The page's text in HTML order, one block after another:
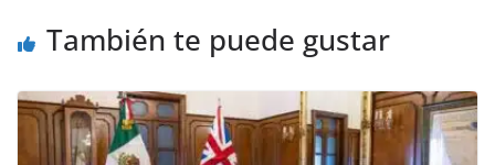
k
También te puede gustar